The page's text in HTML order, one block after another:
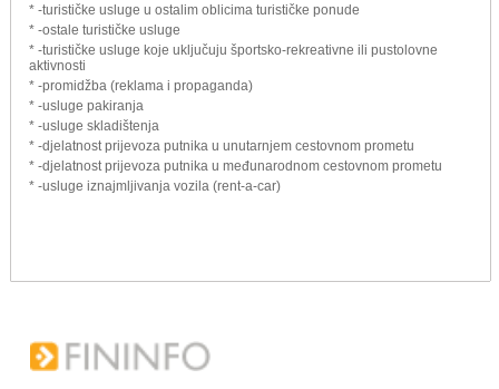
* -turističke usluge u ostalim oblicima turističke ponude
* -ostale turističke usluge
* -turističke usluge koje uključuju športsko-rekreativne ili pustolovne
aktivnosti
* -promidžba (reklama i propaganda)
* -usluge pakiranja
* -usluge skladištenja
* -djelatnost prijevoza putnika u unutarnjem cestovnom prometu
* -djelatnost prijevoza putnika u međunarodnom cestovnom prometu
* -usluge iznajmljivanja vozila (rent-a-car)